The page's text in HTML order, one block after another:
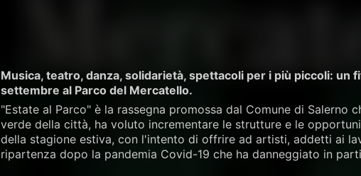
Musica, teatro, danza, solidarietà, spettacoli per i più piccoli:
settembre al Parco del Mercatello.
"Estate al Parco" è la rassegna promossa dal Comune di
verde della città, ha voluto incrementare le strutture e le
della stagione estiva, con l'intento di offrire ad artisti, addetti ai
ripartenza dopo la pandemia Covid-19 che ha danneggiato in